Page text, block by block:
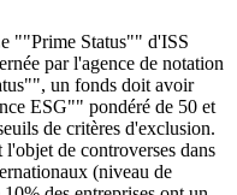
""Prime Status"" d'ISS
par l'agence de notation
un fonds doit avoir
ESG"" pondéré de 50 et
de critères d'exclusion.
de controverses dans
(niveau de